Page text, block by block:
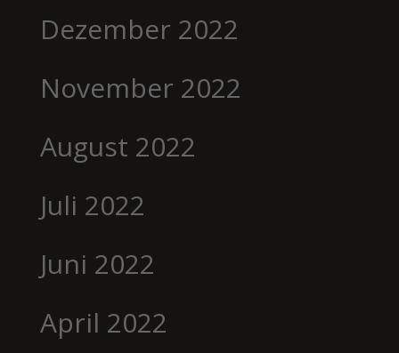
Dezember 2022
November 2022
August 2022
Juli 2022
Juni 2022
April 2022